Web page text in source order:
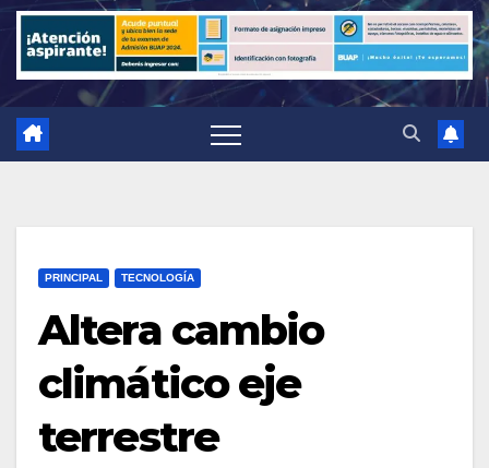
PRINCIPAL TECNOLOGÍA
Altera cambio
climático eje
terrestre